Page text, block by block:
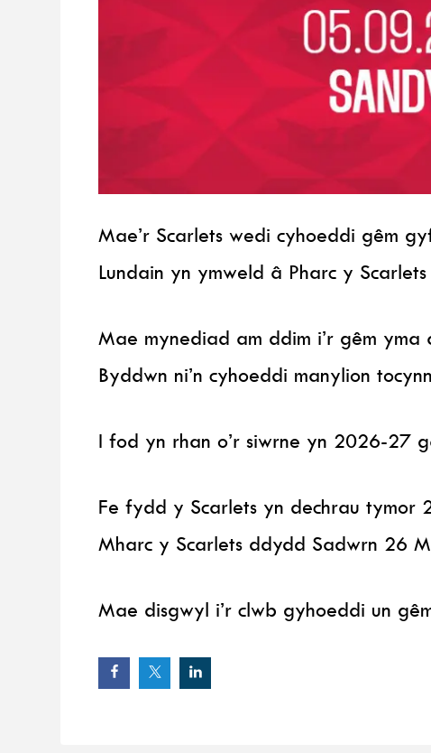
Mae’r Scarlets wedi cyhoeddi gêm
Lundain yn ymweld â Pharc y
Mae mynediad am ddim i’r gêm
Byddwn ni’n cyhoeddi manylion
I fod yn rhan o’r siwrne yn 2026-27
Fe fydd y Scarlets yn dechrau tymor
Mharc y Scarlets ddydd Sadwrn 26
Mae disgwyl i’r clwb gyhoeddi un